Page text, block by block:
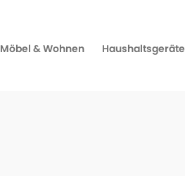
Möbel & Wohnen Haushaltsgeräte